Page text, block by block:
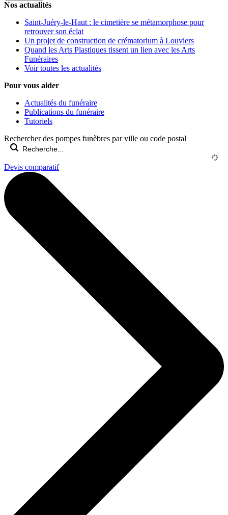
Nos actualités
Saint-Juéry-le-Haut : le cimetière se métamorphose pour
retrouver son éclat
Un projet de construction de crématorium à Louviers
Quand les Arts Plastiques tissent un lien avec les Arts
Funéraires
Voir toutes les actualités
Pour vous aider
Actualités du funéraire
Publications du funéraire
Tutoriels
Rechercher des pompes funèbres par ville ou code postal
Devis comparatif